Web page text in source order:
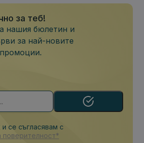
за теб!
нашия бюлетин и
за най-новите
се съгласявам с
поверителност*